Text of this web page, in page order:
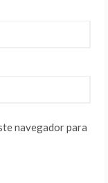
navegador para